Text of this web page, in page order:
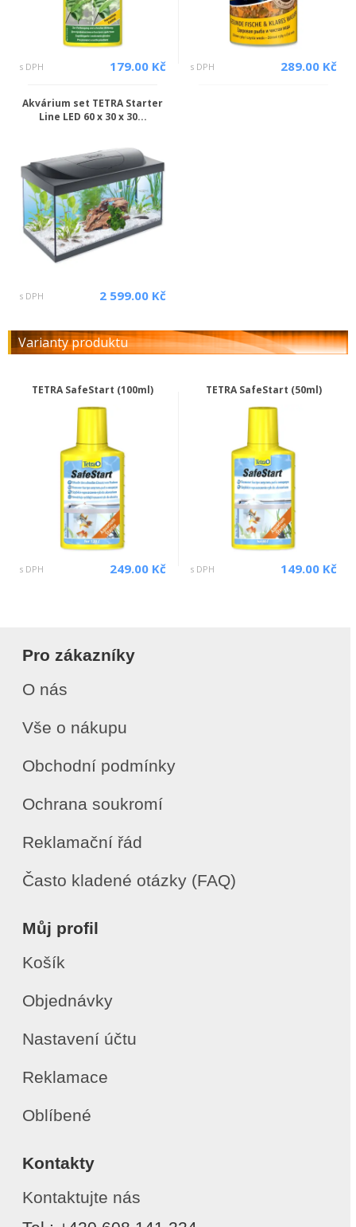
s DPH 179.00 Kč s DPH 289.00 Kč
Akvárium set TETRA Starter
Line LED 60 x 30 x 30...
s DPH 2 599.00 Kč
Varianty produktu
TETRA SafeStart (100ml)
s DPH 249.00 Kč
TETRA SafeStart (50ml)
s DPH 149.00 Kč
Pro zákazníky
O nás
Vše o nákupu
Obchodní podmínky
Ochrana soukromí
Reklamační řád
Často kladené otázky (FAQ)
Můj profil
Košík
Objednávky
Nastavení účtu
Reklamace
Oblíbené
Kontakty
Kontaktujte nás